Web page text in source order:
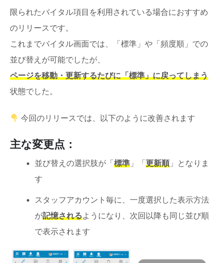
限られたバイタル項目を利用されている場合におすすめ
のリリースです。
これまでバイタル画面では、「標準」や「頻度順」での
並び替えが可能でしたが、
ページを移動・更新するたびに「標準」に戻ってしまう
状態でした。
今回のリリースでは、以下のように改善されます
主な変更点：
並び替えの選択肢が「 標準 」「 更新順 」となりま
す
スタッフアカウント毎に、一度選択した表示方法
が記憶されるようになり、次回以降も同じ並び順
で表示されます